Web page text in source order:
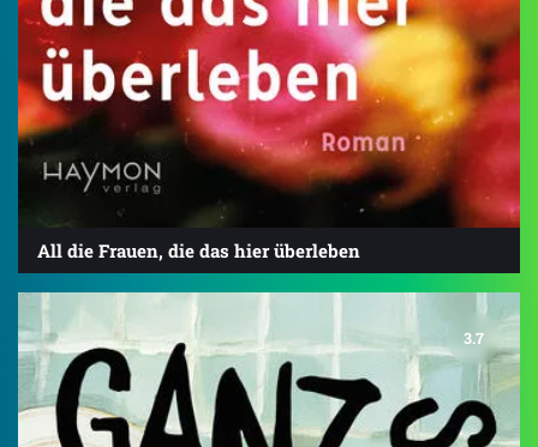
All die Frauen, die das hier überleben
3.7